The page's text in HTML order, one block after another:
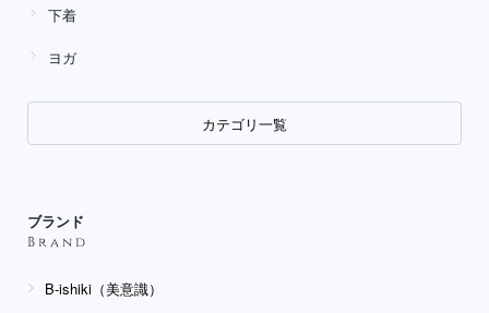
下着
ヨガ
カテゴリ一覧
ブランド
Brand
B-ishiki（美意識）